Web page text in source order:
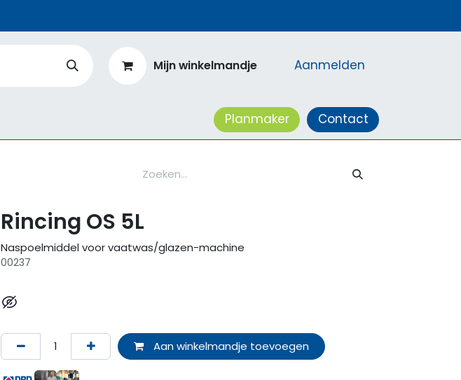
Mijn winkelmandje Aanmelden
Planmaker Contact
Rincing OS 5L
Naspoelmiddel voor vaatwas/glazen-machine
00237
Aan winkelmandje toevoegen